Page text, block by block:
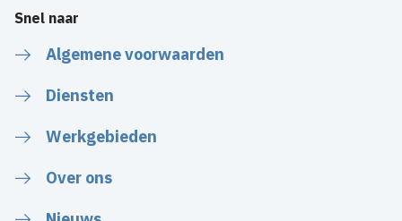
Snel naar
Algemene voorwaarden
Diensten
Werkgebieden
Over ons